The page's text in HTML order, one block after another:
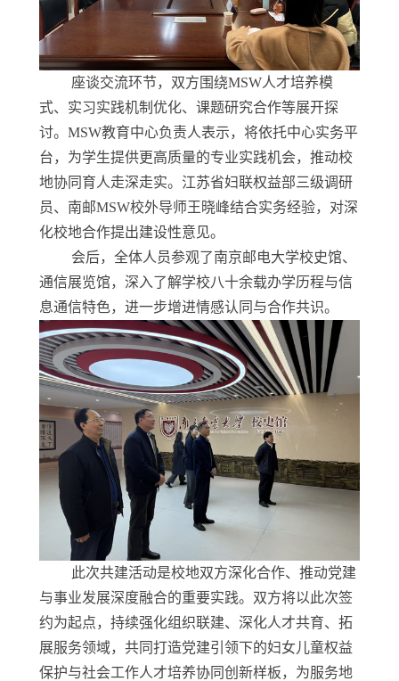
座谈交流环节，双方围绕MSW人才培养模
式、实习实践机制优化、课题研究合作等展开探
讨。MSW教育中心负责人表示，将依托中心实务平
台，为学生提供更高质量的专业实践机会，推动校
地协同育人走深走实。江苏省妇联权益部三级调研
员、南邮MSW校外导师王晓峰结合实务经验，对深
化校地合作提出建设性意见。
会后，全体人员参观了南京邮电大学校史馆、
通信展览馆，深入了解学校八十余载办学历程与信
息通信特色，进一步增进情感认同与合作共识。
此次共建活动是校地双方深化合作、推动党建
与事业发展深度融合的重要实践。双方将以此次签
约为起点，持续强化组织联建、深化人才共育、拓
展服务领域，共同打造党建引领下的妇女儿童权益
保护与社会工作人才培养协同创新样板，为服务地